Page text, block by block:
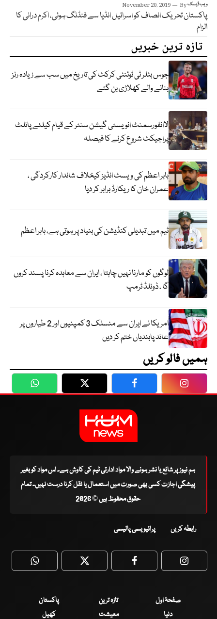
November 20, 2019 Byویب ڈیسک
پاکستان تحریک انصاف کو اسرائیل انڈیا سے فنڈنگ ہوئی، اکرم درانی کا
الزام
تازہ ترین خبریں
جوس بٹلر ٹی ٹوئنٹی کرکٹ کی تاریخ میں سب سے زیادہ رنز
بنانے والے کھلاڑی بن گئے
لاانفورسمنٹ انویسٹی گیشن سنٹر کے قیام کیلئے پائلٹ
پراجیکٹ شروع کرنے کا فیصلہ
بابر اعظم کی ویسٹ انڈیز کیخلاف شاندار کارکردگی ،
عمران خان کا ریکارڈ برابر کر دیا
ٹیم میں تبدیلی کنڈیشن کی بنیاد پر ہوتی ہے، بابر اعظم
لوگوں کو مارنا نہیں چاہتا ، ایران سے معاہدہ کرنا پسند کروں
گا ، ڈونلڈ ٹرمپ
امریکا نے ایران سے منسلک 3 کمپنیوں اور 2 طیاروں پر
عائد پابندیاں ختم کر دیں
ہمیں فالو کریں
WhatsApp Twitter Facebook
ہم نیوز پر شائع یا نشر ہونے والا مواد ادارتی ٹیم کی کاوش ہے۔ اس مواد کو بغیر
پیشگی اجازت کسی بھی صورت میں استعمال یا نقل کرنا درست نہیں۔ تمام
حقوق محفوظ ہیں © 2026
رابطہ کریں پرائیویسی پالیسی
WhatsApp Twitter Facebook
صفحۂ اول تازہ ترین
پاکستان
دنیا
معیشت کھیل